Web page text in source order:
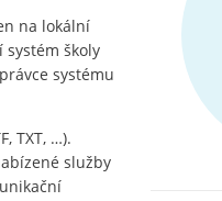
na lokální
školy
systému
TXT, …).
služby